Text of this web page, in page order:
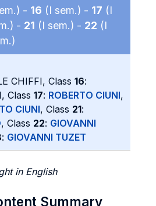
- 16 (I sem.) - 17 (I
- 21 (I sem.) - 22 (I
CHIFFI, Class 16:
Class 17: ROBERTO CIUNI,
CIUNI, Class 21:
, Class 22: GIOVANNI
: GIOVANNI TUZET
in English
Summary